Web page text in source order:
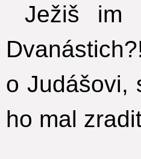
Ježiš im
o Judášovi,
ho mal